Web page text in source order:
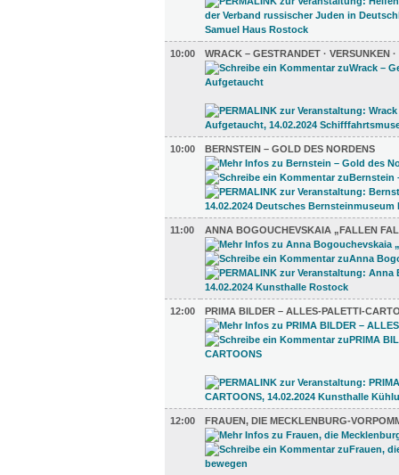
10:00 WRACK – GESTRANDET · VERSUNKEN
10:00 BERNSTEIN – GOLD DES NORDENS
11:00 ANNA BOGOUCHEVSKAIA „FALLEN
12:00 PRIMA BILDER – ALLES-PALETTI-
12:00 FRAUEN, DIE MECKLENBURG-